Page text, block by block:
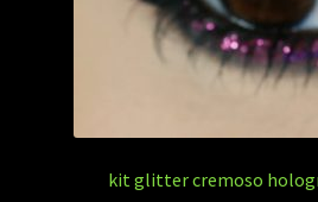
kit glitter cremoso